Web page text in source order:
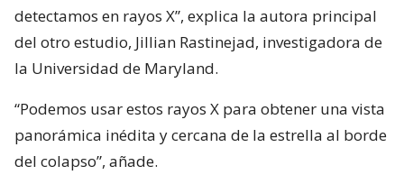
detectamos en rayos X”, explica la autora principal
del otro estudio, Jillian Rastinejad, investigadora de
la Universidad de Maryland.
“Podemos usar estos rayos X para obtener una vista
panorámica inédita y cercana de la estrella al borde
del colapso”, añade.